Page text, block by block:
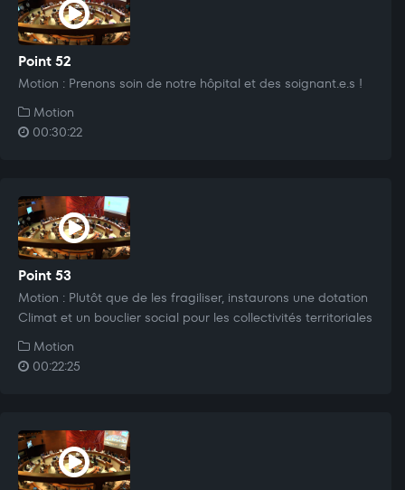
Point 52
Motion : Prenons soin de notre hôpital et des soignant.e.s !
Motion
00:30:22
Point 53
Motion : Plutôt que de les fragiliser, instaurons une dotation
Climat et un bouclier social pour les collectivités territoriales
Motion
00:22:25